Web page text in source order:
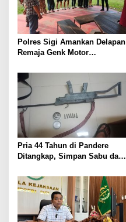
p
o
s
Polres Sigi Amankan Delapan
Remaja Genk Motor
Lando Kalukubula
Pria 44 Tahun di Pandere
Ditangkap, Simpan Sabu dan